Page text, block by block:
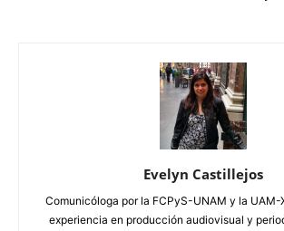
Evelyn Castillejos
Comunicóloga por la FCPyS-UNAM y la
experiencia en producción audiovisual y